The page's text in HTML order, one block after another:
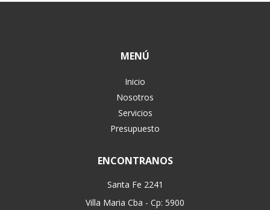
MENÚ
Inicio
Nosotros
Servicios
Presupuesto
ENCONTRANOS
Santa Fe 2241
Villa Maria Cba - Cp: 5900